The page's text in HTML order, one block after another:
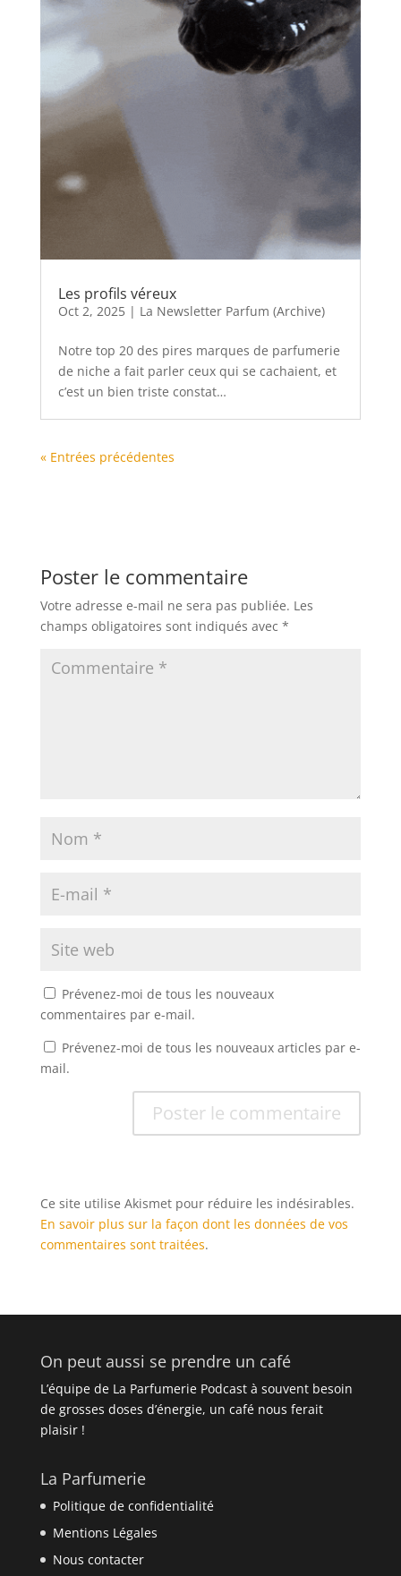
Les profils véreux
Oct 2, 2025| La Newsletter Parfum (Archive)
Notre top 20 des pires marques de parfumerie
de niche a fait parler ceux qui se cachaient, et
c’est un bien triste constat…
« Entrées précédentes
Poster le commentaire
Votre adresse e-mail ne sera pas publiée. Les
champs obligatoires sont indiqués avec *
Prévenez-moi de tous les nouveaux
commentaires par e-mail.
Prévenez-moi de tous les nouveaux articles par e-
mail.
Ce site utilise Akismet pour réduire les indésirables.
En savoir plus sur la façon dont les données de vos
commentaires sont traitées.
On peut aussi se prendre un café
L’équipe de La Parfumerie Podcast à souvent besoin
de grosses doses d’énergie, un café nous ferait
plaisir !
La Parfumerie
Politique de confidentialité
Mentions Légales
Nous contacter